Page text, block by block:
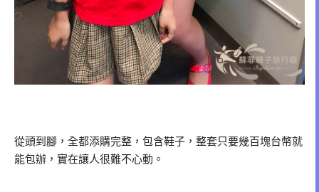
從頭到腳，全都添購完整，包含鞋子，整套只要幾百塊台幣就
能包辦，實在讓人很難不心動。